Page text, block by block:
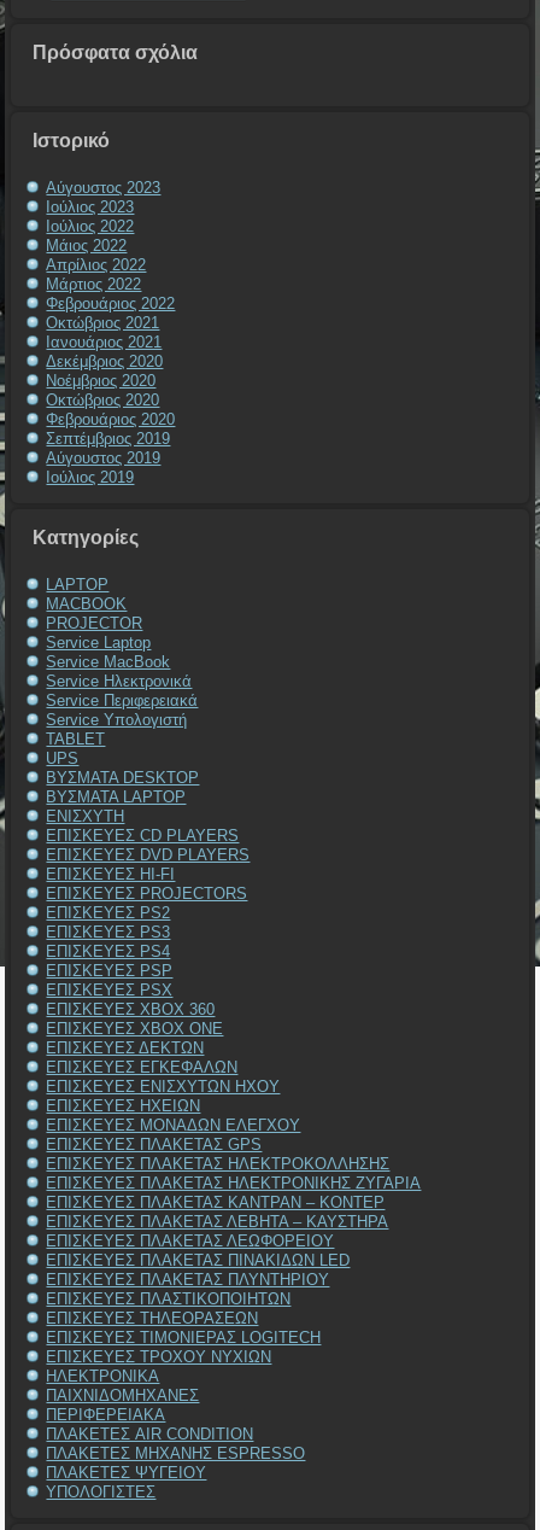
Πρόσφατα σχόλια
Ιστορικό
Αύγουστος 2023
Ιούλιος 2023
Ιούλιος 2022
Μάιος 2022
Απρίλιος 2022
Μάρτιος 2022
Φεβρουάριος 2022
Οκτώβριος 2021
Ιανουάριος 2021
Δεκέμβριος 2020
Νοέμβριος 2020
Οκτώβριος 2020
Φεβρουάριος 2020
Σεπτέμβριος 2019
Αύγουστος 2019
Ιούλιος 2019
Kατηγορίες
LAPTOP
MACBOOK
PROJECTOR
Service Laptop
Service MacBook
Service Ηλεκτρονικά
Service Περιφερειακά
Service Υπολογιστή
TABLET
UPS
ΒΥΣΜΑΤΑ DESKTOP
ΒΥΣΜΑΤΑ LAPTOP
ΕΝΙΣΧΥΤΗ
ΕΠΙΣΚΕΥΕΣ CD PLAYERS
ΕΠΙΣΚΕΥΕΣ DVD PLAYERS
ΕΠΙΣΚΕΥΕΣ HI-FI
ΕΠΙΣΚΕΥΕΣ PROJECTORS
ΕΠΙΣΚΕΥΕΣ PS2
ΕΠΙΣΚΕΥΕΣ PS3
ΕΠΙΣΚΕΥΕΣ PS4
ΕΠΙΣΚΕΥΕΣ PSP
ΕΠΙΣΚΕΥΕΣ PSX
ΕΠΙΣΚΕΥΕΣ XBOX 360
ΕΠΙΣΚΕΥΕΣ XBOX ONE
ΕΠΙΣΚΕΥΕΣ ΔΕΚΤΩΝ
ΕΠΙΣΚΕΥΕΣ ΕΓΚΕΦΑΛΩΝ
ΕΠΙΣΚΕΥΕΣ ΕΝΙΣΧΥΤΩΝ ΗΧΟΥ
ΕΠΙΣΚΕΥΕΣ ΗΧΕΙΩΝ
ΕΠΙΣΚΕΥΕΣ ΜΟΝΑΔΩΝ ΕΛΕΓΧΟΥ
ΕΠΙΣΚΕΥΕΣ ΠΛΑΚΕΤΑΣ GPS
ΕΠΙΣΚΕΥΕΣ ΠΛΑΚΕΤΑΣ ΗΛΕΚΤΡΟΚΟΛΛΗΣΗΣ
ΕΠΙΣΚΕΥΕΣ ΠΛΑΚΕΤΑΣ ΗΛΕΚΤΡΟΝΙΚΗΣ ΖΥΓΑΡΙΑ
ΕΠΙΣΚΕΥΕΣ ΠΛΑΚΕΤΑΣ ΚΑΝΤΡΑΝ – ΚΟΝΤΕΡ
ΕΠΙΣΚΕΥΕΣ ΠΛΑΚΕΤΑΣ ΛΕΒΗΤΑ – ΚΑΥΣΤΗΡΑ
ΕΠΙΣΚΕΥΕΣ ΠΛΑΚΕΤΑΣ ΛΕΩΦΟΡΕΙΟΥ
ΕΠΙΣΚΕΥΕΣ ΠΛΑΚΕΤΑΣ ΠΙΝΑΚΙΔΩΝ LED
ΕΠΙΣΚΕΥΕΣ ΠΛΑΚΕΤΑΣ ΠΛΥΝΤΗΡΙΟΥ
ΕΠΙΣΚΕΥΕΣ ΠΛΑΣΤΙΚΟΠΟΙΗΤΩΝ
ΕΠΙΣΚΕΥΕΣ ΤΗΛΕΟΡΑΣΕΩΝ
ΕΠΙΣΚΕΥΕΣ ΤΙΜΟΝΙΕΡΑΣ LOGITECH
ΕΠΙΣΚΕΥΕΣ ΤΡΟΧΟΥ ΝΥΧΙΩΝ
ΗΛΕΚΤΡΟΝΙΚΑ
ΠΑΙΧΝΙΔΟΜΗΧΑΝΕΣ
ΠΕΡΙΦΕΡΕΙΑΚΑ
ΠΛΑΚΕΤΕΣ AIR CONDITION
ΠΛΑΚΕΤΕΣ ΜΗΧΑΝΗΣ ESPRESSO
ΠΛΑΚΕΤΕΣ ΨΥΓΕΙΟΥ
ΥΠΟΛΟΓΙΣΤΕΣ